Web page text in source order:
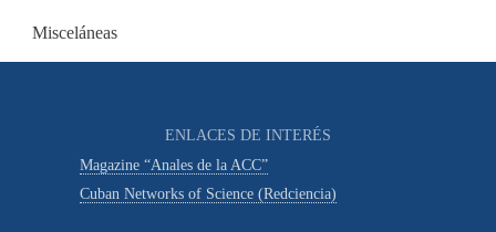
Misceláneas
ENLACES DE INTERÉS
Magazine “Anales de la ACC”
Cuban Networks of Science (Redciencia)